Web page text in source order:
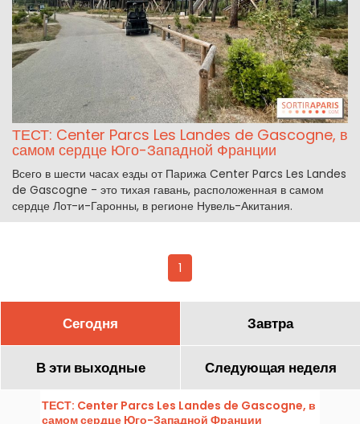
ТЕСТ: Center Parcs Les Landes de Gascogne, в
самом сердце Юго-Западной Франции
Всего в шести часах езды от Парижа Center Parcs Les Landes
de Gascogne - это тихая гавань, расположенная в самом
сердце Лот-и-Гаронны, в регионе Нувель-Акитания.
1
Сегодня Завтра
В эти выходные Следующая неделя
ТЕСТ: Center Parcs Les Landes de Gascogne, в
самом сердце Юго-Западной Франции